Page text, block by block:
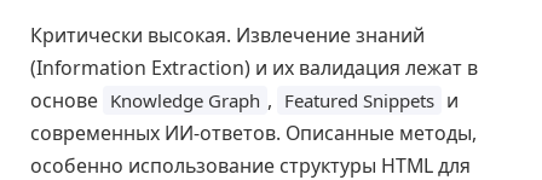
Критически высокая. Извлечение знаний
(Information Extraction) и их валидация лежат в
основе Knowledge Graph , Featured Snippets и
современных ИИ-ответов. Описанные методы,
особенно использование структуры HTML для